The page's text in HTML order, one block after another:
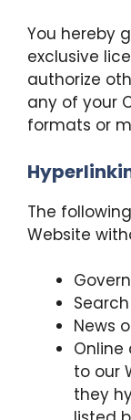
You hereby
exclusive
authorize
any of your
formats or
The
Website
News
Online
to our
they